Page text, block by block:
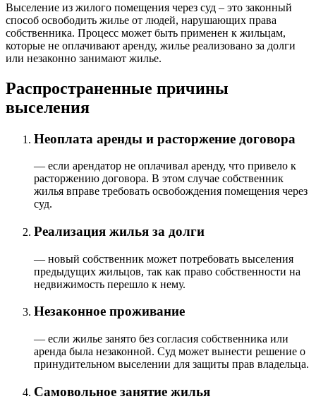
Выселение из жилого помещения через суд – это законный
способ освободить жилье от людей, нарушающих права
собственника. Процесс может быть применен к жильцам,
которые не оплачивают аренду, жилье реализовано за долги
или незаконно занимают жилье.
Распространенные причины
выселения
Неоплата аренды и расторжение договора
— если арендатор не оплачивал аренду, что привело к
расторжению договора. В этом случае собственник
жилья вправе требовать освобождения помещения через
суд.
Реализация жилья за долги
— новый собственник может потребовать выселения
предыдущих жильцов, так как право собственности на
недвижимость перешло к нему.
Незаконное проживание
— если жилье занято без согласия собственника или
аренда была незаконной. Суд может вынести решение о
принудительном выселении для защиты прав владельца.
Самовольное занятие жилья